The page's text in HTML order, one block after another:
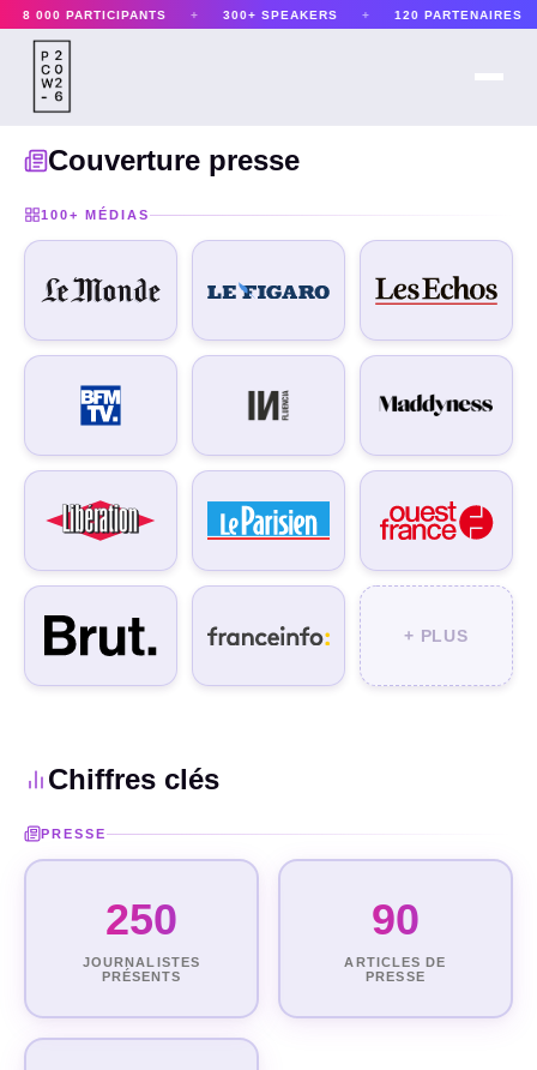
8 000 PARTICIPANTS 300+ SPEAKERS 120 PARTENAIRES
Couverture presse
100+ MÉDIAS
+ PLUS
Chiffres clés
PRESSE
250
JOURNALISTES
PRÉSENTS
90
ARTICLES DE
PRESSE